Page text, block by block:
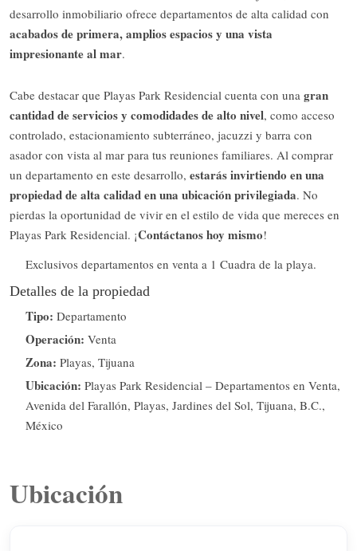
desarrollo inmobiliario ofrece departamentos de alta calidad con
acabados de primera, amplios espacios y una vista
impresionante al mar.
Cabe destacar que Playas Park Residencial cuenta con una gran
cantidad de servicios y comodidades de alto nivel, como acceso
controlado, estacionamiento subterráneo, jacuzzi y barra con
asador con vista al mar para tus reuniones familiares. Al comprar
un departamento en este desarrollo, estarás invirtiendo en una
propiedad de alta calidad en una ubicación privilegiada. No
pierdas la oportunidad de vivir en el estilo de vida que mereces en
Playas Park Residencial. ¡Contáctanos hoy mismo!
Exclusivos departamentos en venta a 1 Cuadra de la playa.
Detalles de la propiedad
Tipo: Departamento
Operación: Venta
Zona: Playas, Tijuana
Ubicación: Playas Park Residencial – Departamentos en Venta,
Avenida del Farallón, Playas, Jardines del Sol, Tijuana, B.C.,
México
Ubicación